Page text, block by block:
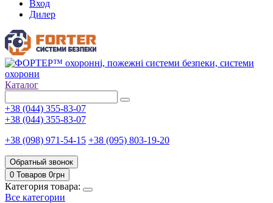
Вход
Дилер
Каталог
+38 (044) 355-83-07
+38 (044) 355-83-07
+38 (098) 971-54-15 +38 (095) 803-19-20
Обратный звонок
0 Товаров 0грн
Категория товара:
Все категории